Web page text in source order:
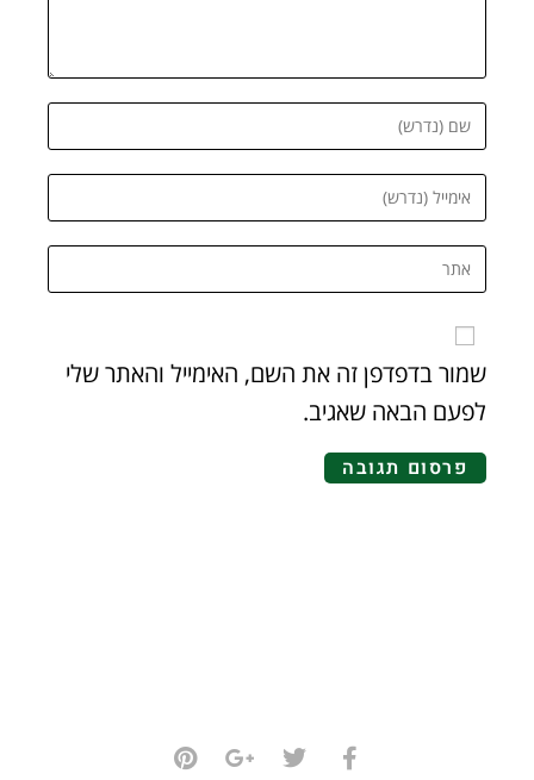
שמור בדפדפן זה את השם, האימייל והאתר שלי
לפעם הבאה שאגיב.